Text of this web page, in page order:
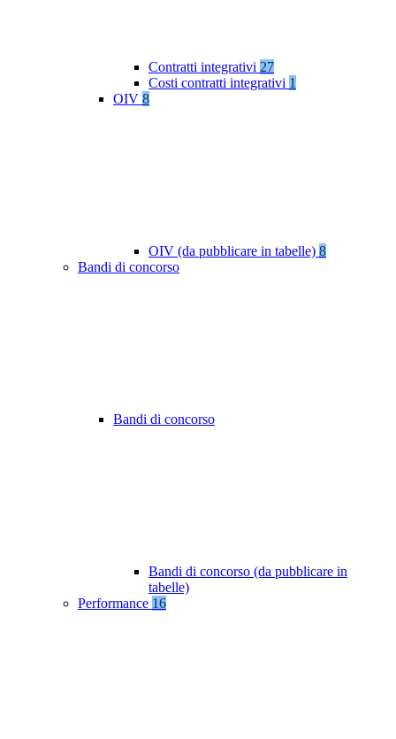
Contratti integrativi 27
Costi contratti integrativi 1
OIV 8
OIV (da pubblicare in tabelle) 8
Bandi di concorso
Bandi di concorso
Bandi di concorso (da pubblicare in
tabelle)
Performance 16